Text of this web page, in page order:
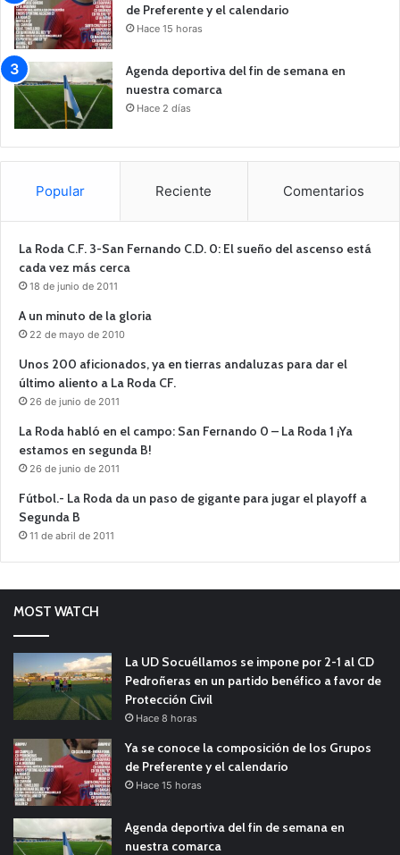
de Preferente y el calendario
Hace 15 horas
Agenda deportiva del fin de semana en
nuestra comarca
Hace 2 días
Popular Reciente Comentarios
La Roda C.F. 3-San Fernando C.D. 0: El sueño del ascenso está
cada vez más cerca
18 de junio de 2011
A un minuto de la gloria
22 de mayo de 2010
Unos 200 aficionados, ya en tierras andaluzas para dar el
último aliento a La Roda CF.
26 de junio de 2011
La Roda habló en el campo: San Fernando 0 – La Roda 1 ¡Ya
estamos en segunda B!
26 de junio de 2011
Fútbol.- La Roda da un paso de gigante para jugar el playoff a
Segunda B
11 de abril de 2011
MOST WATCH
La UD Socuéllamos se impone por 2-1 al CD
Pedroñeras en un partido benéfico a favor de
Protección Civil
Hace 8 horas
Ya se conoce la composición de los Grupos
de Preferente y el calendario
Hace 15 horas
Agenda deportiva del fin de semana en
nuestra comarca